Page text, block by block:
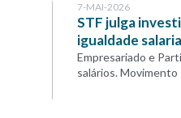
7-MAI-2026
STF julga
igualdade
Empresariado e
salários.